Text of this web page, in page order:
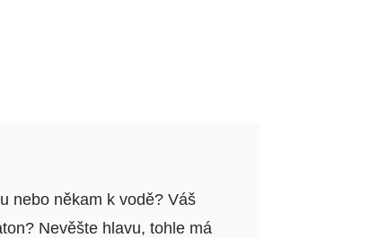
nebo někam k vodě? Váš
Nevěšte hlavu, tohle má